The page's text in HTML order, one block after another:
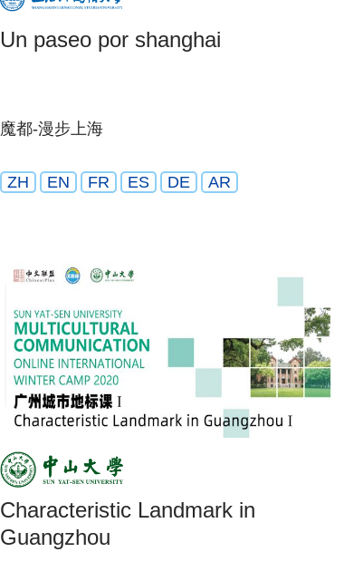
Un paseo por shanghai
魔都-漫步上海
ZH EN FR ES DE AR
Characteristic Landmark in
Guangzhou